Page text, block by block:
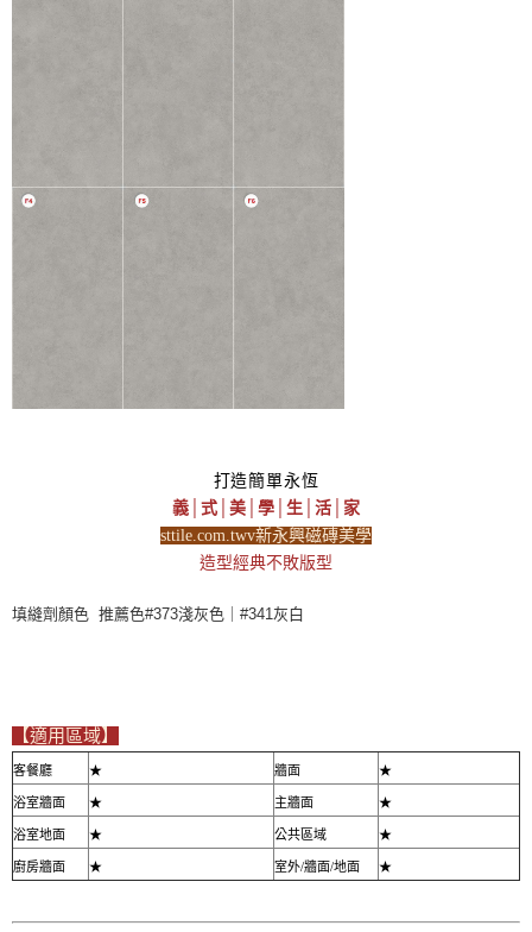
打造簡單永恆
義│式│美│學│生│活│家
sttile.com.twv新永興磁磚美學
造型經典不敗版型
填縫劑顏色 推薦色#373淺灰色｜#341灰白
【適用區域】
客餐廳 ★ 牆面 ★
浴室牆面 ★ 主牆面 ★
浴室地面 ★ 公共區域 ★
廚房牆面 ★ 室外/牆面/地面 ★